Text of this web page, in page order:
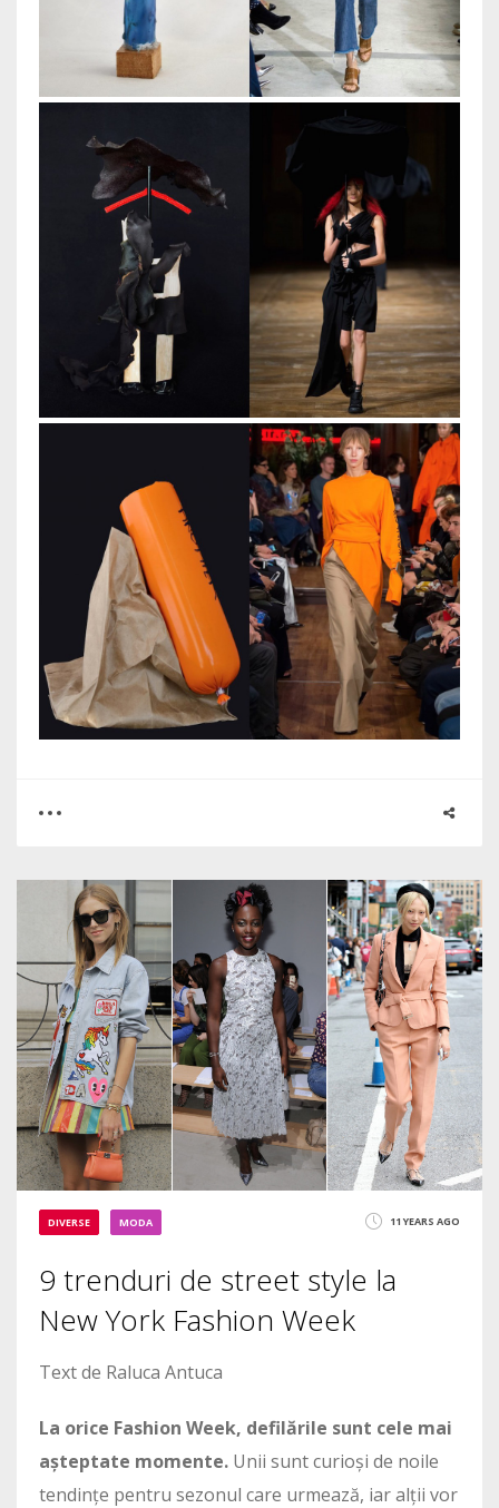
DIVERSE MODA 11 YEARS AGO
9 trenduri de street style la
New York Fashion Week
Text de Raluca Antuca
La orice Fashion Week, defilările sunt cele mai
așteptate momente. Unii sunt curioși de noile
tendințe pentru sezonul care urmează, iar alții vor